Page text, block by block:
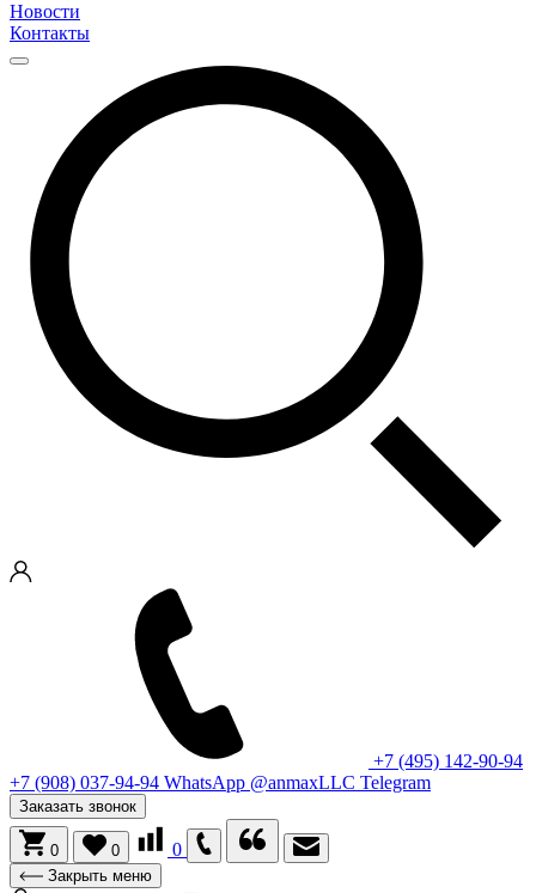
Новости
Контакты
+7 (495) 142-90-94
+7 (908) 037-94-94 WhatsApp @anmaxLLC Telegram
Заказать звонок
0 0 0
Закрыть меню